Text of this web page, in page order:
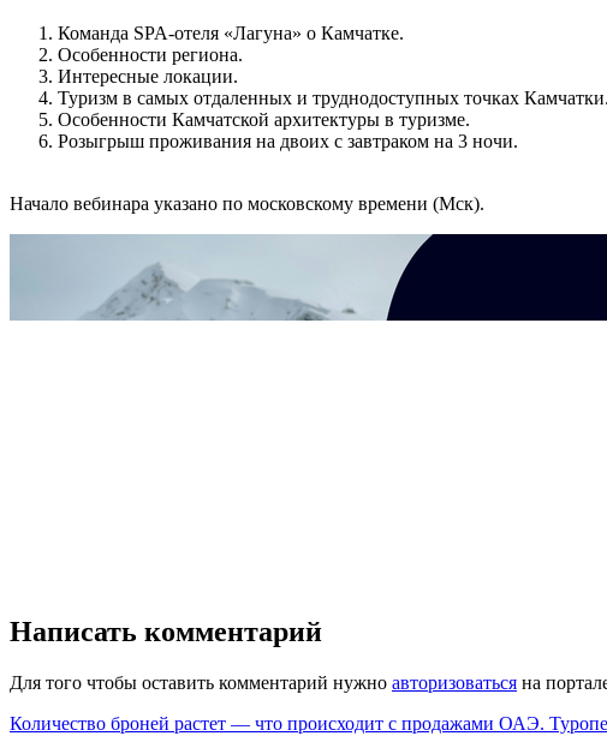
Команда SPA-отеля «Лагуна» о Камчатке.
Особенности региона.
Интересные локации.
Туризм в самых отдаленных и труднодоступных точках Камчатки.
Особенности Камчатской архитектуры в туризме.
Розыгрыш проживания на двоих с завтраком на 3 ночи.
Начало вебинара указано по московскому времени (Мск).
Написать комментарий
Для того чтобы оставить комментарий нужно авторизоваться на
Количество броней растет — что происходит с продажами ОАЭ.